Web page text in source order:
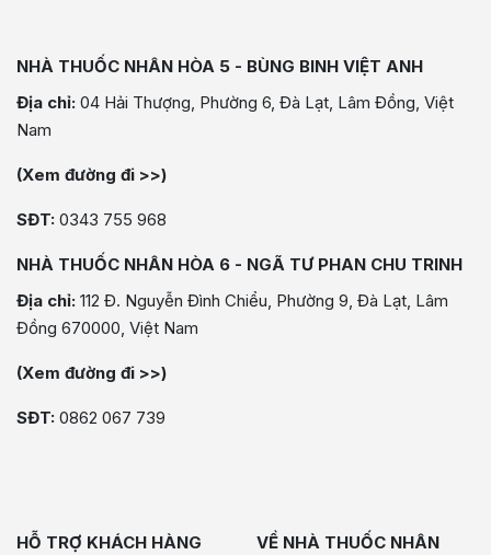
NHÀ THUỐC NHÂN HÒA 5 - BÙNG BINH VIỆT ANH
Địa chỉ: 04 Hải Thượng, Phường 6, Đà Lạt, Lâm Đồng, Việt
Nam
(Xem đường đi >>)
SĐT: 0343 755 968
NHÀ THUỐC NHÂN HÒA 6 - NGÃ TƯ PHAN CHU TRINH
Địa chỉ: 112 Đ. Nguyễn Đình Chiểu, Phường 9, Đà Lạt, Lâm
Đồng 670000, Việt Nam
(Xem đường đi >>)
SĐT: 0862 067 739
HỖ TRỢ KHÁCH HÀNG
VỀ NHÀ THUỐC NHÂN